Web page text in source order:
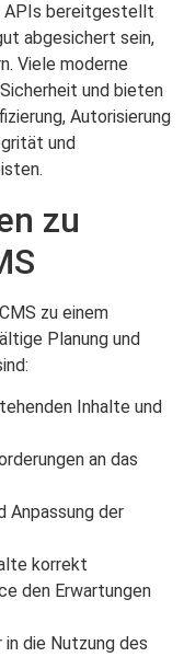
APIs bereitgestellt
abgesichert sein,
Viele moderne
und bieten
Autorisierung
und
zu
zu einem
Planung und
Inhalte und
an das
Anpassung der
korrekt
den Erwartungen
die Nutzung des